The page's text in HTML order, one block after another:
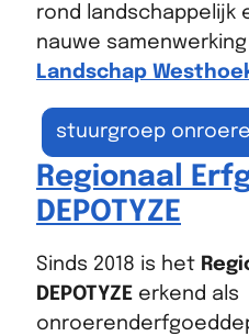
rond landschappelijk
nauwe
Landschap
stuurgroep
Regionaal
DEPOTYZE
Sinds 2018 is het
DEPOTYZE erkend als